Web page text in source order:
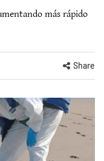
más rápido
Share